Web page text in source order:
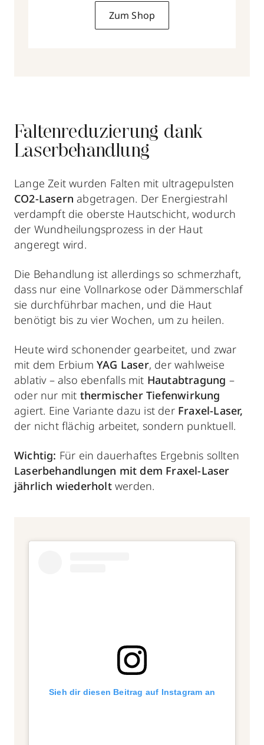
Zum Shop
Faltenreduzierung dank
Laserbehandlung
Lange Zeit wurden Falten mit ultragepulsten
CO2-Lasern abgetragen. Der Energiestrahl
verdampft die oberste Hautschicht, wodurch
der Wundheilungsprozess in der Haut
angeregt wird.
Die Behandlung ist allerdings so schmerzhaft,
dass nur eine Vollnarkose oder Dämmerschlaf
sie durchführbar machen, und die Haut
benötigt bis zu vier Wochen, um zu heilen.
Heute wird schonender gearbeitet, und zwar
mit dem Erbium YAG Laser, der wahlweise
ablativ – also ebenfalls mit Hautabtragung –
oder nur mit thermischer Tiefenwirkung
agiert. Eine Variante dazu ist der Fraxel-Laser,
der nicht flächig arbeitet, sondern punktuell.
Wichtig: Für ein dauerhaftes Ergebnis sollten
Laserbehandlungen mit dem Fraxel-Laser
jährlich wiederholtwerden.
Sieh dir diesen Beitrag auf Instagram an